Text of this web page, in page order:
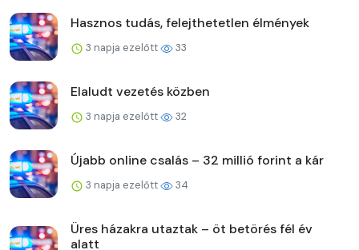
Hasznos tudás, felejthetetlen élmények
3 napja ezelőtt 33
Elaludt vezetés közben
3 napja ezelőtt 32
Újabb online csalás – 32 millió forint a kár
3 napja ezelőtt 34
Üres házakra utaztak – öt betörés fél év
alatt